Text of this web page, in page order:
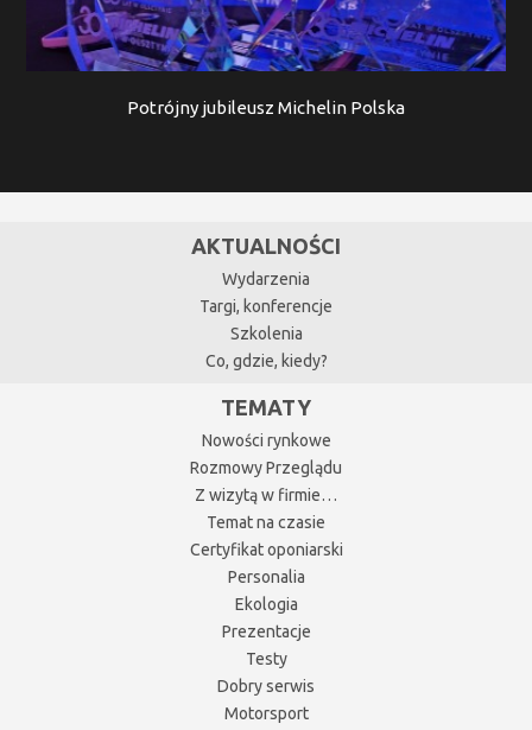
Potrójny jubileusz Michelin Polska
AKTUALNOŚCI
Wydarzenia
Targi, konferencje
Szkolenia
Co, gdzie, kiedy?
TEMATY
Nowości rynkowe
Rozmowy Przeglądu
Z wizytą w firmie…
Temat na czasie
Certyfikat oponiarski
Personalia
Ekologia
Prezentacje
Testy
Dobry serwis
Motorsport